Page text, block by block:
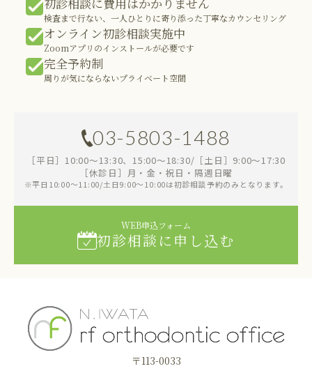
検査まで行ない、一人ひとりに寄り添った丁寧なカウンセリング
オンライン初診相談実施中
Zoomアプリのインストールが必要です
完全予約制
周りが気にならないプライベート空間
03-5803-1488
［平日］10:00～13:30、15:00～18:30/［土日］9:00～17:30
［休診日］月・金・祝日・隔週日曜
※平日10:00～11:00/土日9:00～10:00は初診相談予約のみとなります。
WEB申込フォーム
初診相談に申し込む
〒113-0033